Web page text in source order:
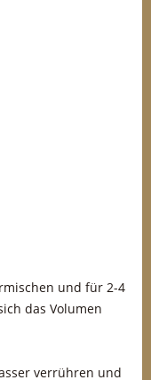
und für 2-4
das Volumen
verrühren und